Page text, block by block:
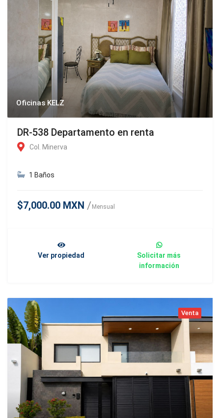
Oficinas KELZ
DR-538 Departamento en renta
Col. Minerva
1 Baños
$7,000.00 MXN Mensual
Ver propiedad
Solicitar más
información
Venta